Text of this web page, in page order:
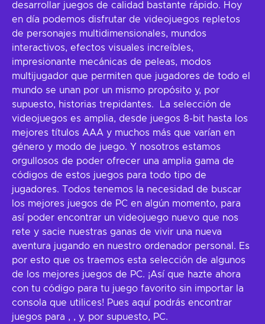
desarrollar juegos de calidad bastante rápido. Hoy
en día podemos disfrutar de videojuegos repletos
de personajes multidimensionales, mundos
interactivos, efectos visuales increíbles,
impresionante mecánicas de peleas, modos
multijugador que permiten que jugadores de todo el
mundo se unan por un mismo propósito y, por
supuesto, historias trepidantes. La selección de
videojuegos es amplia, desde juegos 8-bit hasta los
mejores títulos AAA y muchos más que varían en
género y modo de juego. Y nosotros estamos
orgullosos de poder ofrecer una amplia gama de
códigos de estos juegos para todo tipo de
jugadores. Todos tenemos la necesidad de buscar
los mejores juegos de PC en algún momento, para
así poder encontrar un videojuego nuevo que nos
rete y sacie nuestras ganas de vivir una nueva
aventura jugando en nuestro ordenador personal. Es
por esto que os traemos esta selección de algunos
de los mejores juegos de PC. ¡Así que hazte ahora
con tu código para tu juego favorito sin importar la
consola que utilices! Pues aquí podrás encontrar
juegos para , , y, por supuesto, PC.